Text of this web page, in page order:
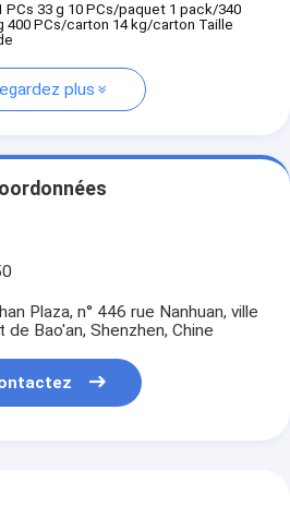
PCs 33 g 10 PCs/paquet 1 pack/340
400 PCs/carton 14 kg/carton Taille
plus
Plaza, n° 446 rue Nanhuan, ville
de Bao'an, Shenzhen, Chine